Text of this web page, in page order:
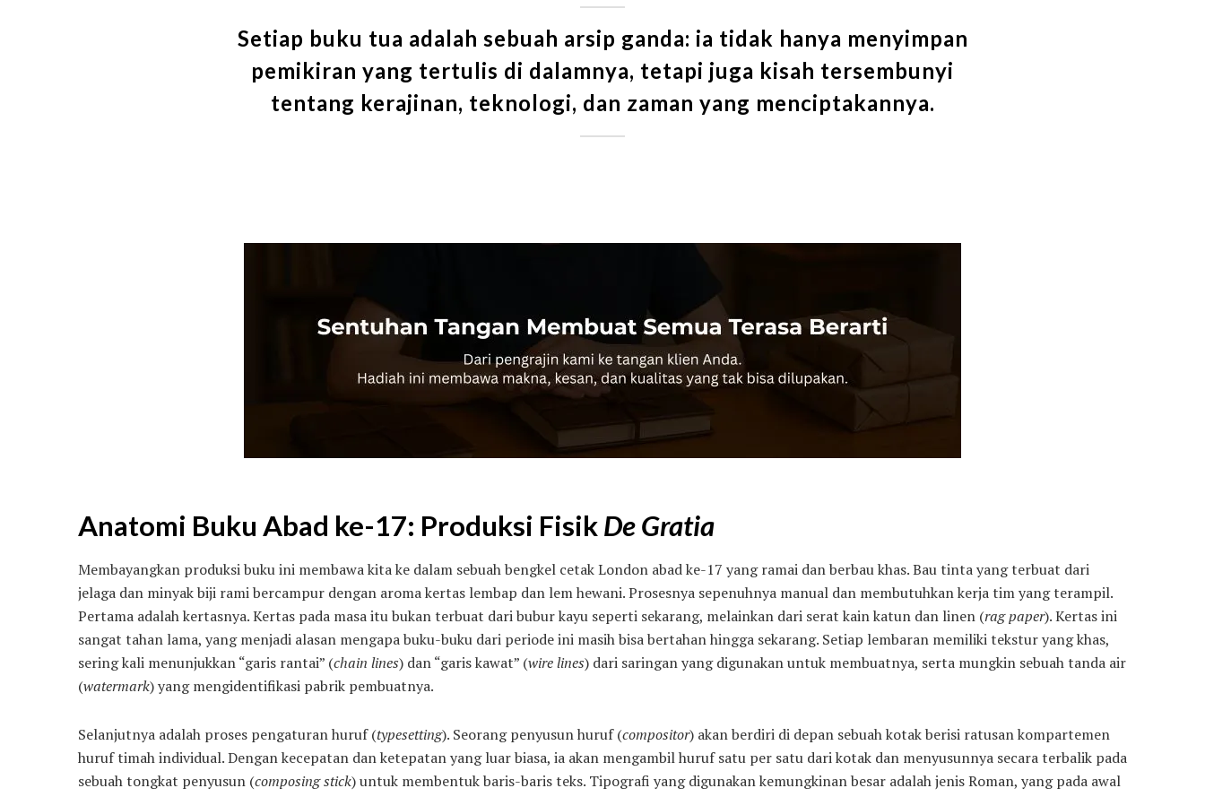
Setiap buku tua adalah sebuah arsip ganda: ia tidak hanya menyimpan
pemikiran yang tertulis di dalamnya, tetapi juga kisah tersembunyi
tentang kerajinan, teknologi, dan zaman yang menciptakannya.
Anatomi Buku Abad ke-17: Produksi FisikDe Gratia
Membayangkan produksi buku ini membawa kita ke dalam sebuah bengkel cetak London abad ke-17 yang ramai dan berbau khas. Bau tinta yang terbuat dari
jelaga dan minyak biji rami bercampur dengan aroma kertas lembap dan lem hewani. Prosesnya sepenuhnya manual dan membutuhkan kerja tim yang terampil.
Pertama adalah kertasnya. Kertas pada masa itu bukan terbuat dari bubur kayu seperti sekarang, melainkan dari serat kain katun dan linen (rag paper). Kertas ini
sangat tahan lama, yang menjadi alasan mengapa buku-buku dari periode ini masih bisa bertahan hingga sekarang. Setiap lembaran memiliki tekstur yang khas,
sering kali menunjukkan “garis rantai” (chain lines) dan “garis kawat” (wire lines) dari saringan yang digunakan untuk membuatnya, serta mungkin sebuah tanda air
(watermark) yang mengidentifikasi pabrik pembuatnya.
Selanjutnya adalah proses pengaturan huruf (typesetting). Seorang penyusun huruf (compositor) akan berdiri di depan sebuah kotak berisi ratusan kompartemen
huruf timah individual. Dengan kecepatan dan ketepatan yang luar biasa, ia akan mengambil huruf satu per satu dari kotak dan menyusunnya secara terbalik pada
sebuah tongkat penyusun (composing stick) untuk membentuk baris-baris teks. Tipografi yang digunakan kemungkinan besar adalah jenis Roman, yang pada awal